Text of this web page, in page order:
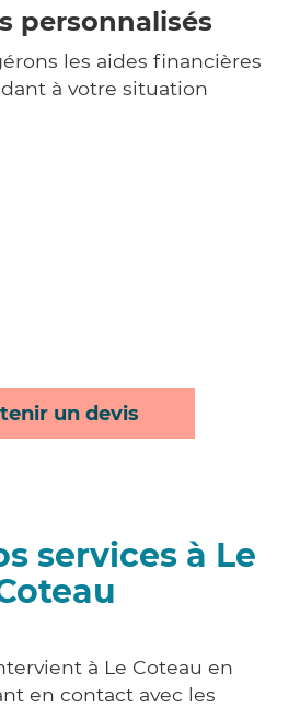
personnalisés
les aides financières
à votre situation
un devis
services à Le
à Le Coteau en
en contact avec les